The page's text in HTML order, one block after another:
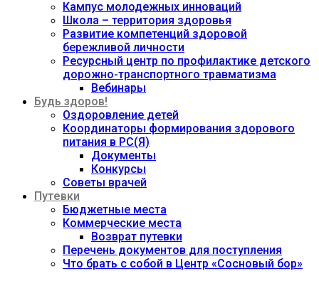
Кампус молодежных инноваций
Школа – территория здоровья
Развитие компетенций здоровой
бережливой личности
Ресурсный центр по профилактике детского
дорожно-транспортного травматизма
Вебинары
Будь здоров!
Оздоровление детей
Координаторы формирования здорового
питания в РС(Я)
Документы
Конкурсы
Советы врачей
Путевки
Бюджетные места
Коммерческие места
Возврат путевки
Перечень документов для поступления
Что брать с собой в Центр «Сосновый бор»